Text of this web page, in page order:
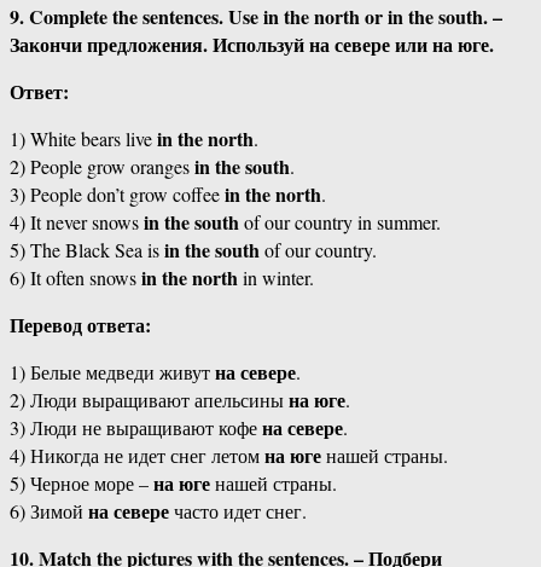
9. Complete the sentences. Use in the north or in the south. –
Закончи предложения. Используй на севере или на юге.
Ответ:
1) White bears livein the north.
2) People grow orangesin the south.
3) People don’t grow coffeein the north.
4) It never snowsin the southof our country in summer.
5) The Black Sea isin the southof our country.
6) It often snowsin the northin winter.
Перевод ответа:
1) Белые медведи живутна севере.
2) Люди выращивают апельсинына юге.
3) Люди не выращивают кофена севере.
4) Никогда не идет снег летомна югенашей страны.
5) Черное море –на югенашей страны.
6) Зимой на северечасто идет снег.
10. Match the pictures with the sentences. – Подбери